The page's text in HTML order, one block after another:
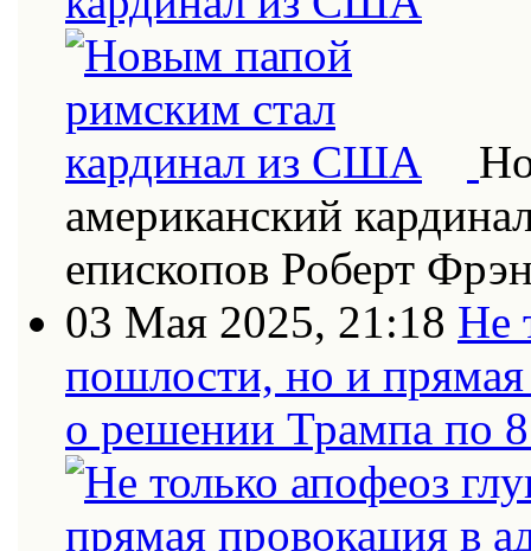
американский
епископов Роберт
03 Мая 2025, 21:18 Не
пошлости, но и
о решении Трампа по